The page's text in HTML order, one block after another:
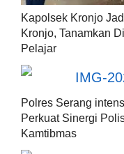
Kapolsek Kronjo
Kronjo, Tanamkan
Pelajar
Polres Serang
Perkuat Sinergi
Kamtibmas